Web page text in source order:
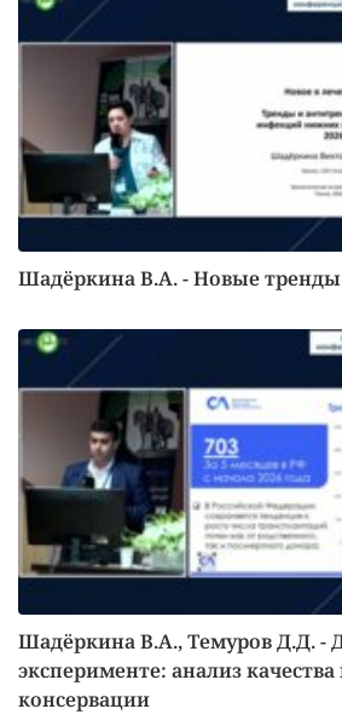
Шадёркина В.А. - Новые
Шадёркина В.А., Темуров Д.Д. -
эксперименте: анализ
консервации